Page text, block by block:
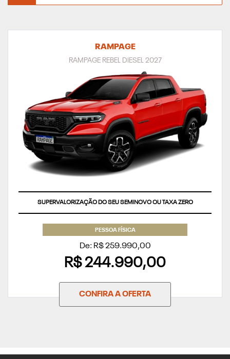
RAMPAGE
RAMPAGE REBEL DIESEL 2027
SUPERVALORIZAÇÃO DO SEU SEMINOVO OU TAXA ZERO
PESSOA FÍSICA
De: R$ 259.990,00
R$ 244.990,00
CONFIRA A OFERTA